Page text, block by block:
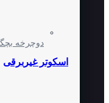
دوچرخه
اسکوتر غیربرقی